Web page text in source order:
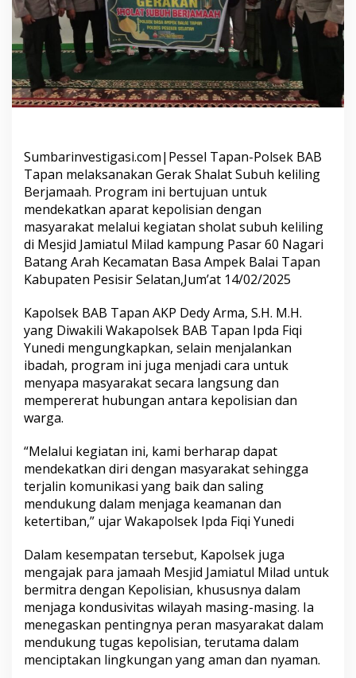
k
S
h
a
l
a
t
S
u
h
B
e
r
j
a
m
a
a
d
M
e
s
j
d
m
i
a
t
u
i
l
a
d
Sumbarinvestigasi.com|Pessel Tapan-Polsek BAB
Tapan melaksanakan Gerak Shalat Subuh keliling
Berjamaah. Program ini bertujuan untuk
mendekatkan aparat kepolisian dengan
masyarakat melalui kegiatan sholat subuh keliling
di Mesjid Jamiatul Milad kampung Pasar 60 Nagari
Batang Arah Kecamatan Basa Ampek Balai Tapan
Kabupaten Pesisir Selatan,Jum’at 14/02/2025
Kapolsek BAB Tapan AKP Dedy Arma, S.H. M.H.
yang Diwakili Wakapolsek BAB Tapan Ipda Fiqi
Yunedi mengungkapkan, selain menjalankan
ibadah, program ini juga menjadi cara untuk
menyapa masyarakat secara langsung dan
mempererat hubungan antara kepolisian dan
warga.
“Melalui kegiatan ini, kami berharap dapat
mendekatkan diri dengan masyarakat sehingga
terjalin komunikasi yang baik dan saling
mendukung dalam menjaga keamanan dan
ketertiban,” ujar Wakapolsek Ipda Fiqi Yunedi
Dalam kesempatan tersebut, Kapolsek juga
mengajak para jamaah Mesjid Jamiatul Milad untuk
bermitra dengan Kepolisian, khususnya dalam
menjaga kondusivitas wilayah masing-masing. Ia
menegaskan pentingnya peran masyarakat dalam
mendukung tugas kepolisian, terutama dalam
menciptakan lingkungan yang aman dan nyaman.